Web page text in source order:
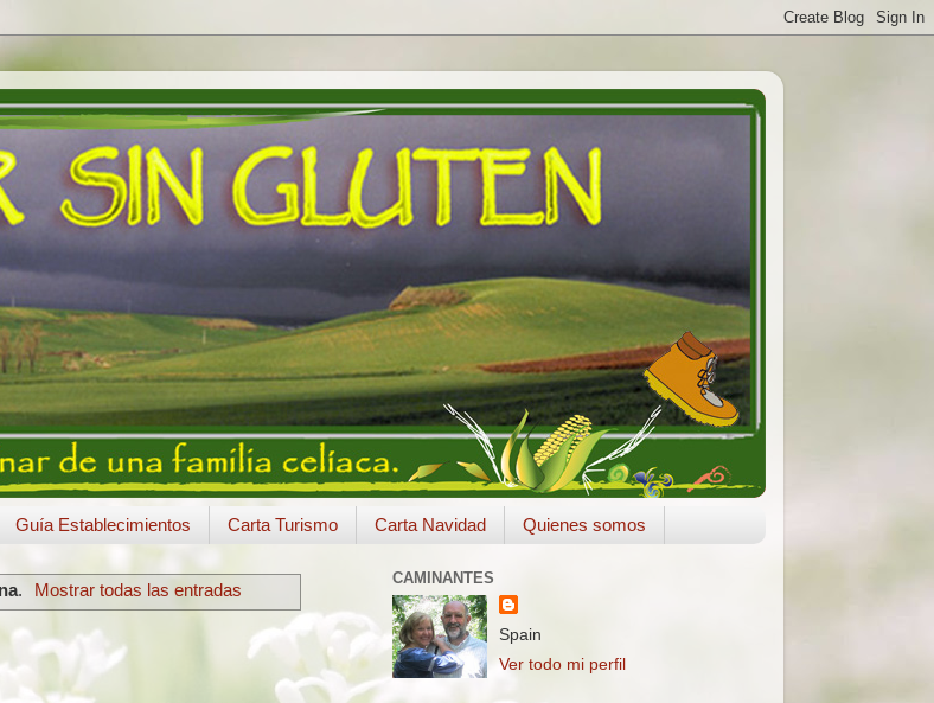
Guía Establecimientos Carta Turismo Carta Navidad Quienes somos
. Mostrar todas las entradas
CAMINANTES
Spain
Ver todo mi perfil